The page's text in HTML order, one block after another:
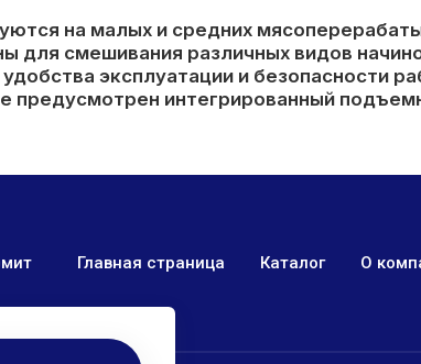
на малых и средних
для смешивания различных видов
эксплуатации и безопасности
предусмотрен интегрированный
Главная страница Каталог О